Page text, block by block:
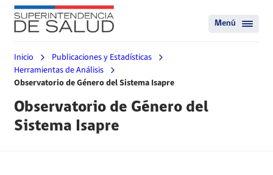
Menú
Inicio
Publicaciones y Estadísticas
Herramientas de Análisis
Observatorio de Género del Sistema Isapre
Observatorio de Género del
Sistema Isapre